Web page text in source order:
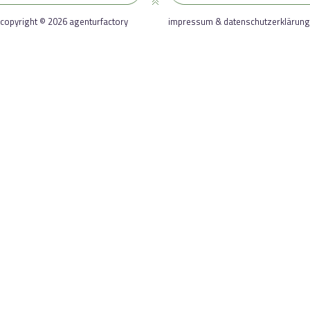
copyright © 2026 agenturfactory impressum & datenschutzerklärung